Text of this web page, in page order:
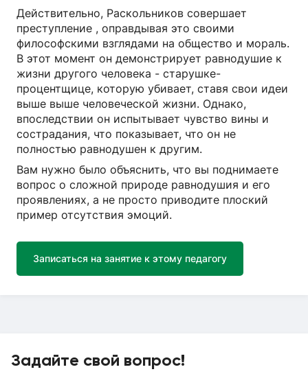
Действительно, Раскольников совершает
преступление , оправдывая это своими
философскими взглядами на общество и мораль.
В этот момент он демонстрирует равнодушие к
жизни другого человека - старушке-
процентщице, которую убивает, ставя свои идеи
выше выше человеческой жизни. Однако,
впоследствии он испытывает чувство вины и
сострадания, что показывает, что он не
полностью равнодушен к другим.
Вам нужно было объяснить, что вы поднимаете
вопрос о сложной природе равнодушия и его
проявлениях, а не просто приводите плоский
пример отсутствия эмоций.
Записаться на занятие к этому педагогу
Задайте свой вопрос!